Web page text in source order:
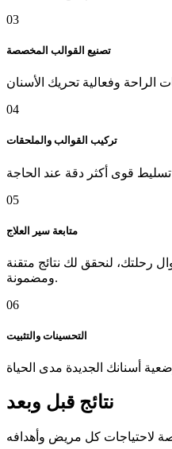
03
تصنيع القوالب المخصصة
04
تركيب القوالب والملحقات
05
متابعة سير العلاج
رحلتك، لنحقق لك نتائج متقنة
ومضمونة.
06
التحسينات والتثبيت
نتائج قبل وبعد